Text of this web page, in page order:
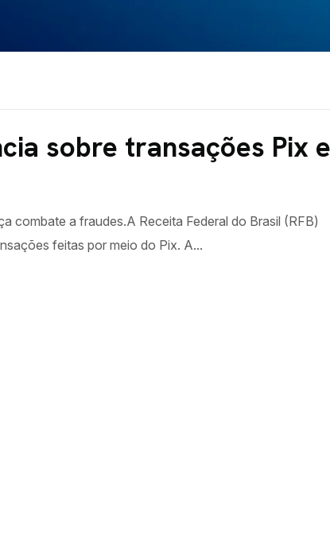
sobre transações Pix e
combate a fraudes.A Receita Federal do Brasil (RFB)
feitas por meio do Pix. A...